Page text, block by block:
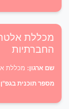
מכללת
החברתיות
שם ארגון: מכללת
מספר תוכנית